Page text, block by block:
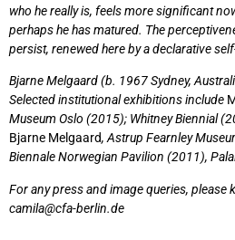
who he really is, feels more significant
perhaps he has matured. The
persist, renewed here by a declarative
Bjarne Melgaard (b. 1967 Sydney,
Selected institutional exhibitions include
Museum Oslo (2015); Whitney Biennial
Bjarne Melgaard, Astrup Fearnley
Biennale Norwegian Pavilion (2011),
For any press and image queries, please
camila@cfa-berlin.de